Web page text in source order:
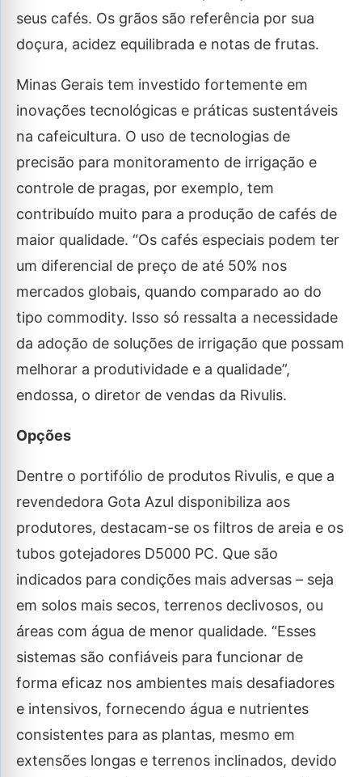
seus cafés. Os grãos são referência por sua
doçura, acidez equilibrada e notas de frutas.
Minas Gerais tem investido fortemente em
inovações tecnológicas e práticas sustentáveis
na cafeicultura. O uso de tecnologias de
precisão para monitoramento de irrigação e
controle de pragas, por exemplo, tem
contribuído muito para a produção de cafés de
maior qualidade. “Os cafés especiais podem ter
um diferencial de preço de até 50% nos
mercados globais, quando comparado ao do
tipo commodity. Isso só ressalta a necessidade
da adoção de soluções de irrigação que possam
melhorar a produtividade e a qualidade”,
endossa, o diretor de vendas da Rivulis.
Opções
Dentre o portifólio de produtos Rivulis, e que a
revendedora Gota Azul disponibiliza aos
produtores, destacam-se os filtros de areia e os
tubos gotejadores D5000 PC. Que são
indicados para condições mais adversas – seja
em solos mais secos, terrenos declivosos, ou
áreas com água de menor qualidade. “Esses
sistemas são confiáveis para funcionar de
forma eficaz nos ambientes mais desafiadores
e intensivos, fornecendo água e nutrientes
consistentes para as plantas, mesmo em
extensões longas e terrenos inclinados, devido